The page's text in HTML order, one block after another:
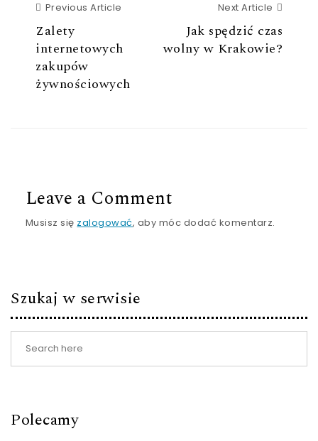
Previous Article
Zalety
internetowych
zakupów
żywnościowych
Next Article
Jak spędzić czas
wolny w Krakowie?
Leave a Comment
Musisz się zalogować, aby móc dodać komentarz.
Szukaj w serwisie
Polecamy